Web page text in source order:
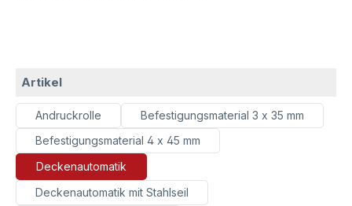
Artikelauswählen
Andruckrolle
Befestigungsmaterial 3 x 35 mm
Befestigungsmaterial 4 x 45 mm
Deckenautomatik
Deckenautomatik mit Stahlseil